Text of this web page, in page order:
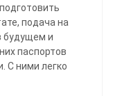
подача на
будущем и
паспортов
С ними легко